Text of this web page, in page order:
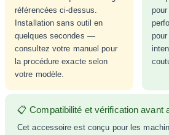
référencées ci-dessus.
Installation sans outil en
quelques secondes —
consultez votre manuel pour
la procédure exacte selon
votre modèle.
📋 Compatibilité et vérification avant
Cet accessoire est conçu pour les